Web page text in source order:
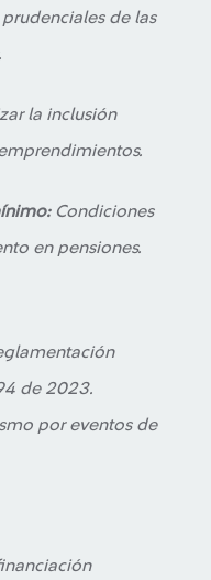
de las
la inclusión
Condiciones
en pensiones.
de 2023.
por eventos de